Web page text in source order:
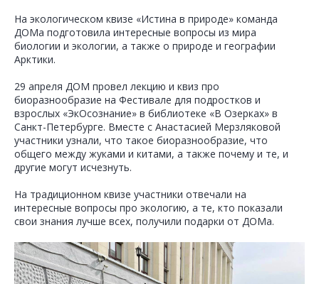
На экологическом квизе «Истина в природе» команда
ДОМа подготовила интересные вопросы из мира
биологии и экологии, а также о природе и географии
Арктики.
29 апреля ДОМ провел лекцию и квиз про
биоразнообразие на Фестивале для подростков и
взрослых «ЭкОсознание» в библиотеке «В Озерках» в
Санкт-Петербурге. Вместе с Анастасией Мерзляковой
участники узнали, что такое биоразнообразие, что
общего между жуками и китами, а также почему и те, и
другие могут исчезнуть.
На традиционном квизе участники отвечали на
интересные вопросы про экологию, а те, кто показали
свои знания лучше всех, получили подарки от ДОМа.